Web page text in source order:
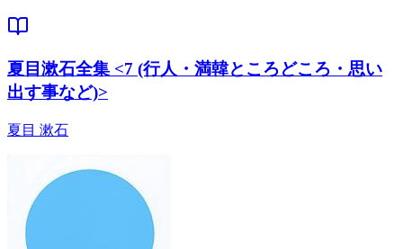
夏目漱石全集 <7 (行人・満韓ところどころ・思い
出す事など)>
夏目 漱石